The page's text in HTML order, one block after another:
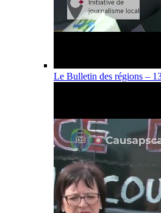
Le Bulletin des régions –